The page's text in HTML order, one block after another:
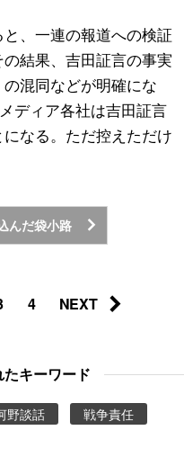
、一連の報道への検証
結果、吉田証言の事実
混同などが明確にな
ディア各社は吉田証言
なる。ただ控えただけ
んだ袋小路
4 NEXT
キーワード
野談話 戦争責任